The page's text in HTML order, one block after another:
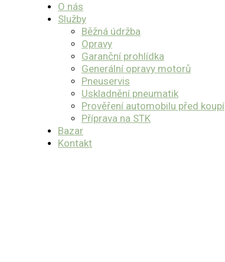
O nás
Služby
Běžná údržba
Opravy
Garanční prohlídka
Generální opravy motorů
Pneuservis
Uskladnění pneumatik
Prověření automobilu před koupí
Příprava na STK
Bazar
Kontakt